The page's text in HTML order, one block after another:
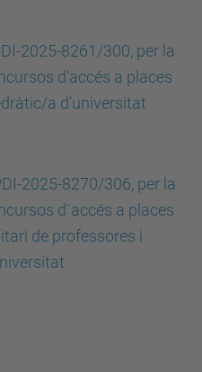
2025-8261/300, per la
d'accés a places
a d'universitat
2025-8270/306, per la
d´accés a places
de professores i